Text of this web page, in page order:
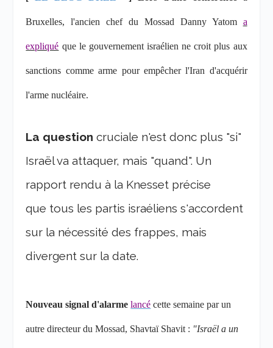
Bruxelles, l'ancien chef du Mossad Danny Yatom a
expliqué que le gouvernement israélien ne croit plus aux
sanctions comme arme pour empêcher l'Iran d'acquérir
l'arme nucléaire.
La question cruciale n'est donc plus "si"
Israël va attaquer, mais "quand". Un
rapport rendu à la Knesset précise
que tous les partis israéliens s'accordent
sur la nécessité des frappes, mais
divergent sur la date.
Nouveau signal d'alarme lancé cette semaine par un
autre directeur du Mossad, Shavtaï Shavit : "Israël a un